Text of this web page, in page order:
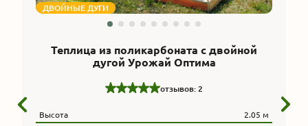
ДВОЙНЫЕ ДУГИ
Теплица из поликарбоната с двойной
дугой Урожай Оптима
отзывов: 2
Высота
2.05 м